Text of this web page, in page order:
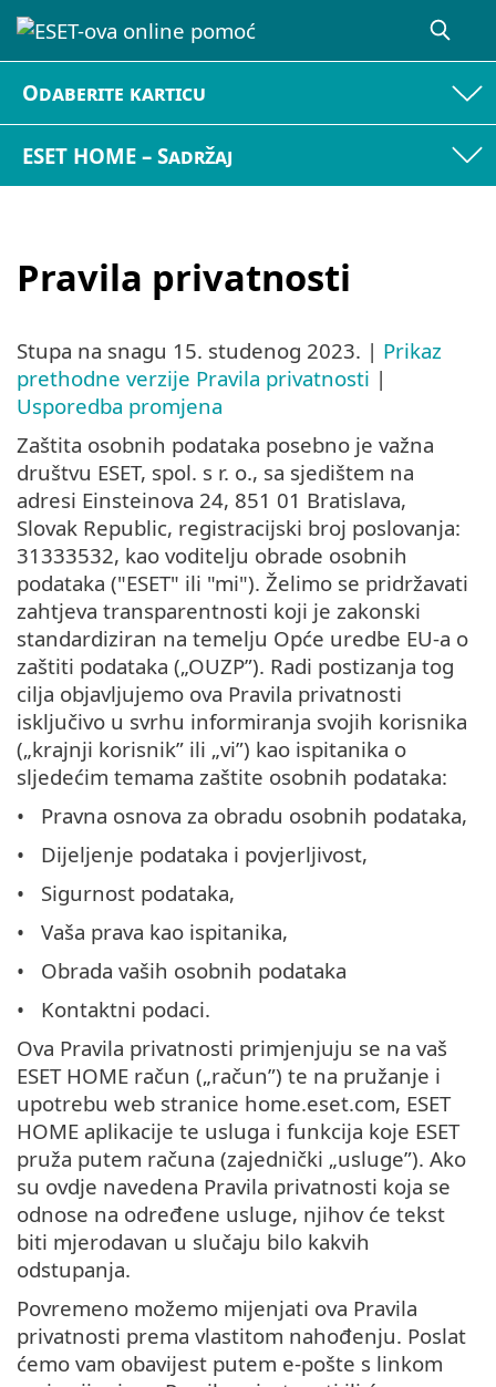
Odaberite karticu
ESET HOME – Sadržaj
Pravila privatnosti
Stupa na snagu 15. studenog 2023. | Prikaz
prethodne verzije Pravila privatnosti |
Usporedba promjena
Zaštita osobnih podataka posebno je važna
društvu ESET, spol. s r. o., sa sjedištem na
adresi Einsteinova 24, 851 01 Bratislava,
Slovak Republic, registracijski broj poslovanja:
31333532, kao voditelju obrade osobnih
podataka ("ESET" ili "mi"). Želimo se pridržavati
zahtjeva transparentnosti koji je zakonski
standardiziran na temelju Opće uredbe EU-a o
zaštiti podataka („OUZP”). Radi postizanja tog
cilja objavljujemo ova Pravila privatnosti
isključivo u svrhu informiranja svojih korisnika
(„krajnji korisnik” ili „vi”) kao ispitanika o
sljedećim temama zaštite osobnih podataka:
Pravna osnova za obradu osobnih podataka,
Dijeljenje podataka i povjerljivost,
Sigurnost podataka,
Vaša prava kao ispitanika,
Obrada vaših osobnih podataka
Kontaktni podaci.
Ova Pravila privatnosti primjenjuju se na vaš
ESET HOME račun („račun”) te na pružanje i
upotrebu web stranice home.eset.com, ESET
HOME aplikacije te usluga i funkcija koje ESET
pruža putem računa (zajednički „usluge”). Ako
su ovdje navedena Pravila privatnosti koja se
odnose na određene usluge, njihov će tekst
biti mjerodavan u slučaju bilo kakvih
odstupanja.
Povremeno možemo mijenjati ova Pravila
privatnosti prema vlastitom nahođenju. Poslat
ćemo vam obavijest putem e-pošte s linkom